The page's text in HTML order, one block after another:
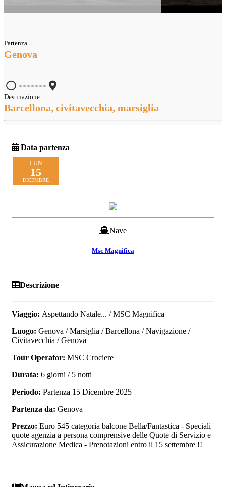
Partenza
Genova
•••••••
Destinazione
Barcellona, civitavecchia, marsiglia
Data partenza
LUN
15
DICEMBRE
Nave
Msc Magnifica
Descrizione
Viaggio: Aspettando Natale... / MSC Magnifica
Luogo: Genova / Marsiglia / Barcellona / Navigazione /
Civitavecchia / Genova
Tour Operator: MSC Crociere
Durata: 6 giorni / 5 notti
Periodo: Partenza 15 Dicembre 2025
Partenza da: Genova
Prezzo: Euro 545 categoria balcone Bella/Fantastica - Speciali
quote agenzia a persona comprensive delle Quote di Servizio e
Assicurazione Medica - Prenotazioni entro il 15 settembre !!